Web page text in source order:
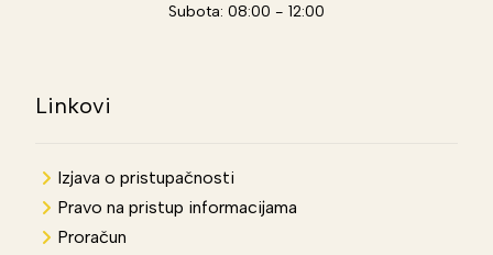
Subota: 08:00 - 12:00
Linkovi
Izjava o pristupačnosti
Pravo na pristup informacijama
Proračun